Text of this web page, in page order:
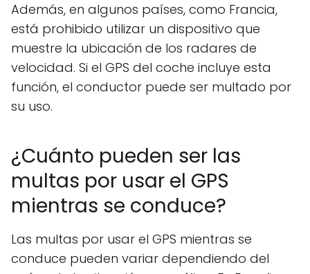
Además, en algunos países, como Francia,
está prohibido utilizar un dispositivo que
muestre la ubicación de los radares de
velocidad. Si el GPS del coche incluye esta
función, el conductor puede ser multado por
su uso.
¿Cuánto pueden ser las
multas por usar el GPS
mientras se conduce?
Las multas por usar el GPS mientras se
conduce pueden variar dependiendo del